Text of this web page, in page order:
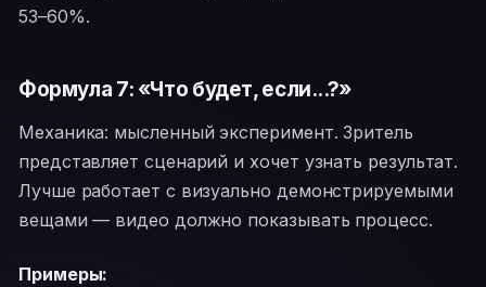
53–60%.
Формула 7: «Что будет, если...?»
Механика: мысленный эксперимент. Зритель
представляет сценарий и хочет узнать результат.
Лучше работает с визуально демонстрируемыми
вещами — видео должно показывать процесс.
Примеры: